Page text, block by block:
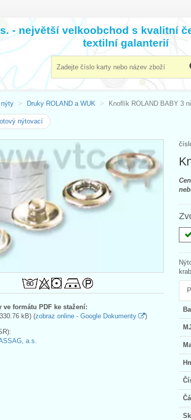
- největší velkoobchod s kvalitní
textilní galanterií
nýty Druky ROLAND a WUK Knoflík ROLAND BABY 3
nýtovací
ve formátu PDF ke stažení:
kB) (zobraz online - Google Dokumenty )
a.s.